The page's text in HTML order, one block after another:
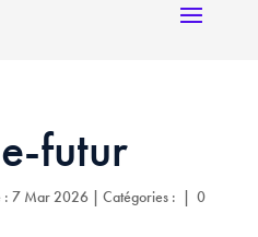
futur
: 7 Mar 2026 | Catégories : | 0